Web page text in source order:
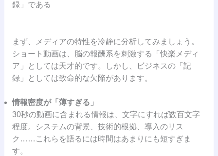
録」である
まず、メディアの特性を冷静に分析してみましょう。
ショート動画は、脳の報酬系を刺激する「快楽メディ
ア」としては天才的です。しかし、ビジネスの「記
録」としては致命的な欠陥があります。
情報密度が「薄すぎる」
30秒の動画に含まれる情報は、文字にすれば数百文字
程度。システムの背景、技術的根拠、導入のリス
ク……これらを語るには時間はあまりにも短すぎま
す。